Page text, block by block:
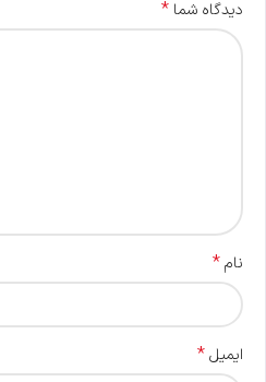
دیدگاه شما *
نام*
ایمیل*